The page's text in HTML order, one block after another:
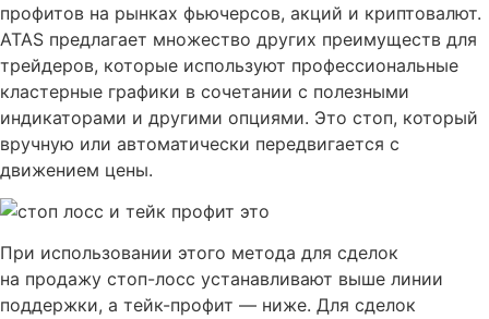
профитов на рынках фьючерсов, акций и криптовалют.
ATAS предлагает множество других преимуществ для
трейдеров, которые используют профессиональные
кластерные графики в сочетании с полезными
индикаторами и другими опциями. Это стоп, который
вручную или автоматически передвигается с
движением цены.
При использовании этого метода для сделок
на продажу стоп-лосс устанавливают выше линии
поддержки, а тейк-профит — ниже. Для сделок